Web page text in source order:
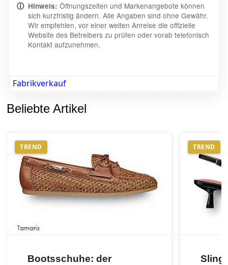
ⓘ Hinweis: Öffnungszeiten und Markenangebote können
sich kurzfristig ändern. Alle Angaben sind ohne Gewähr.
Wir empfehlen, vor einer weiten Anreise die offizielle
Website des Betreibers zu prüfen oder vorab telefonisch
Kontakt aufzunehmen.
Fabrikverkauf
Beliebte Artikel
TREND
Bootsschuhe: der
TREND